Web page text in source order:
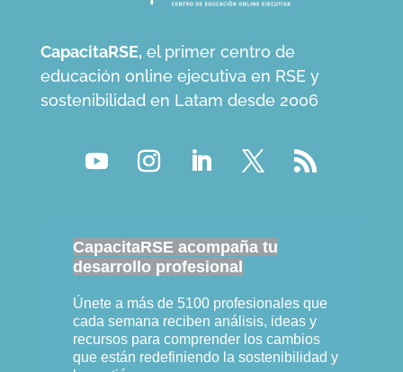
CapacitaRSE, el primer centro de
educación online ejecutiva en RSE y
sostenibilidad en Latam desde 2006
CapacitaRSE acompaña tu
desarrollo profesional
Únete a más de 5100 profesionales que
cada semana reciben análisis, ideas y
recursos para comprender los cambios
que están redefiniendo la sostenibilidad y